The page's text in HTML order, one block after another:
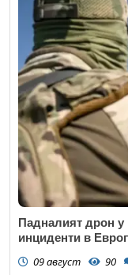
Падналият дрон у
инциденти в
09 август 90